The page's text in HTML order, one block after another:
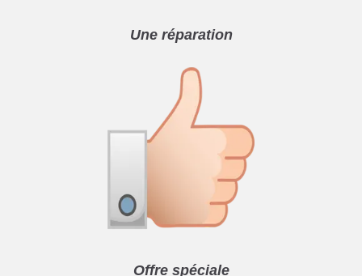
Une réparation
Offre spéciale